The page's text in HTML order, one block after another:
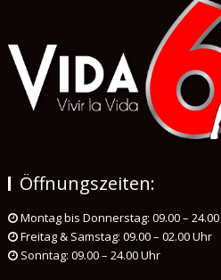
Öffnungszeiten:
Montag bis Donnerstag: 09.00 –
Freitag & Samstag: 09.00 – 02.00 Uhr
Sonntag: 09.00 – 24.00 Uhr